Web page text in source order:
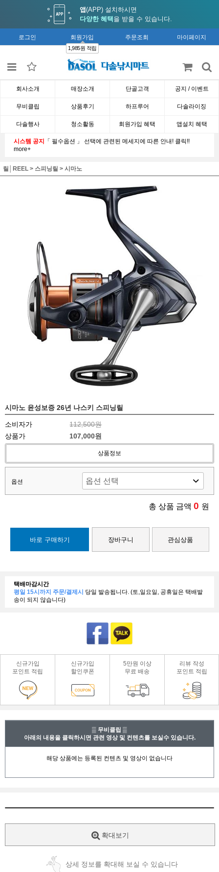
앱(APP) 설치하시면
다양한 혜택 을 받을 수 있습니다.
로그인 회원가입
1,985원 적립
주문조회 마이페이지
회사소개 매장소개 단골고객 공지 / 이벤트
무비클립 상품후기 하프루어 다솔라이징
다솔행사 청소활동 회원가입 혜택 앱설치 혜택
시스템 공지 「 필수옵션 」 선택에 관련된 메세지에 따른 안내! 클릭!!
more+
릴│REEL > 스피닝릴 > 시마노
시마노 윤성보증 26년 나스키 스피닝릴
소비자가
112,500원
상품가
107,000원
상품정보
옵션
총 상품 금액 0 원
바로 구매하기 장바구니 관심상품
택배마감시간
평일 15시까지 주문/결제시 당일 발송됩니다. (토,일요일, 공휴일은 택배발
송이 되지 않습니다)
신규가입
포인트 적립
신규가입
할인쿠폰
5만원 이상
무료 배송
리뷰 작성
포인트 적립
▒ 무비클립 ▒
아래의 내용을 클릭하시면 관련 영상 및 컨텐츠를 보실수 있습니다.
확대보기
상세 정보를 확대해 보실 수 있습니다